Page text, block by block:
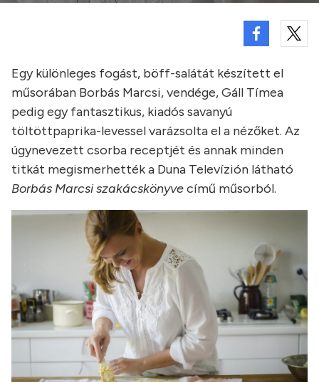
Egy különleges fogást, böff-salátát készített el
műsorában Borbás Marcsi, vendége, Gáll Tímea
pedig egy fantasztikus, kiadós savanyú
töltöttpaprika-levessel varázsolta el a nézőket. Az
úgynevezett csorba receptjét és annak minden
titkát megismerhették a Duna Televízión látható
Borbás Marcsi szakácskönyvecímű műsorból.